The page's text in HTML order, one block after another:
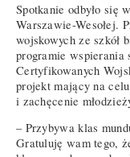
Spotkanie odbyło się
Warszawie-Wesołej.
wojskowych ze szkół
programie wspierania
Certyfikowanych
projekt mający na
i zachęcenie
– Przybywa klas
Gratuluję wam tego,